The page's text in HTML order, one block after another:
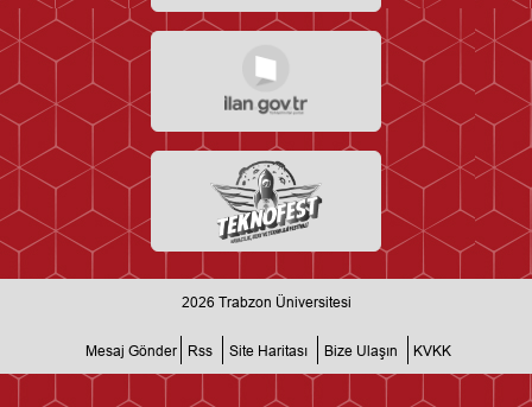
2026 Trabzon Üniversitesi
Mesaj Gönder Rss Site Haritası Bize Ulaşın KVKK